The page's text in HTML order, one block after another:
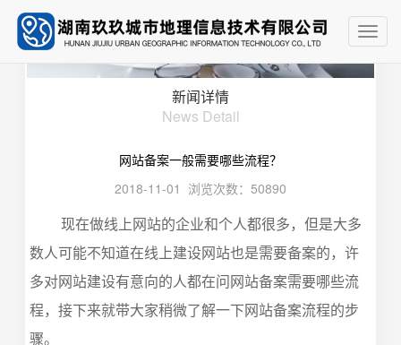
新闻详情
News Detail
网站备案一般需要哪些流程？
2018-11-01 浏览次数：50890
现在做线上网站的企业和个人都很多，但是大多
数人可能不知道在线上建设网站也是需要备案的，许
多对网站建设有意向的人都在问网站备案需要哪些流
程，接下来就带大家稍微了解一下网站备案流程的步
骤。